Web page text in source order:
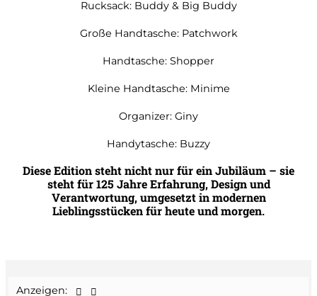
Rucksack: Buddy & Big Buddy
Große Handtasche: Patchwork
Handtasche: Shopper
Kleine Handtasche: Minime
Organizer: Giny
Handytasche: Buzzy
Diese Edition steht nicht nur für ein Jubiläum – sie
steht für 125 Jahre Erfahrung, Design und
Verantwortung, umgesetzt in modernen
Lieblingsstücken für heute und morgen.
Anzeigen: